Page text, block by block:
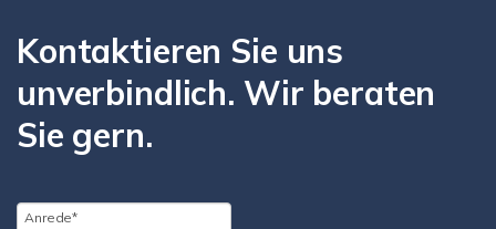
Kontaktieren Sie uns
unverbindlich. Wir beraten
Sie gern.